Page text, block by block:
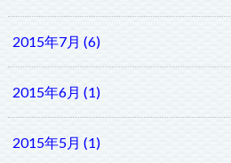
2015年7月 (6)
2015年6月 (1)
2015年5月 (1)